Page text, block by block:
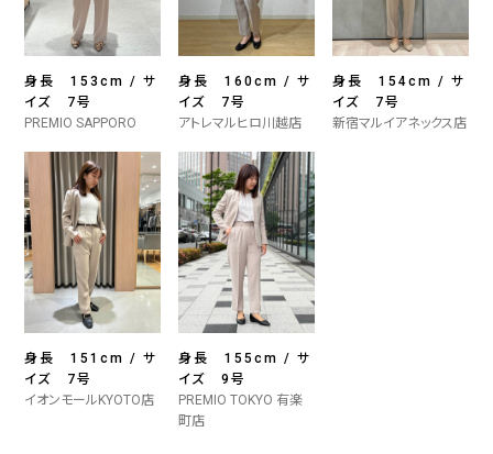
身長 153cm / サ
イズ 7号
PREMIO SAPPORO
身長 160cm / サ
イズ 7号
アトレマルヒロ川越店
身長 154cm / サ
イズ 7号
新宿マルイアネックス店
身長 151cm / サ
イズ 7号
イオンモールKYOTO店
身長 155cm / サ
イズ 9号
PREMIO TOKYO 有楽
町店